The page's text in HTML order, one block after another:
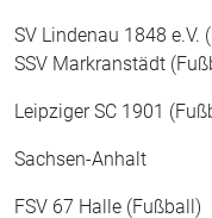
SV Lindenau 1848
SSV Markranstädt
Leipziger SC 1901
Sachsen-Anhalt
FSV 67 Halle (Fußball)